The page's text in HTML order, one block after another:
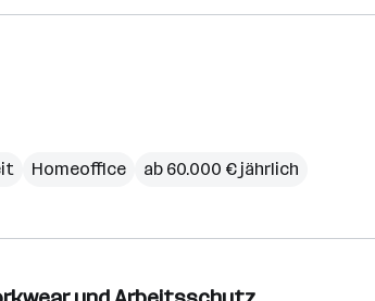
Homeoffice ab 60.000 € jährlich